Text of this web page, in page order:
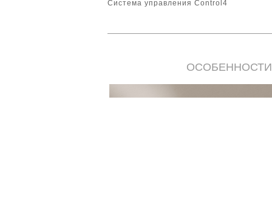
Система управления Control4